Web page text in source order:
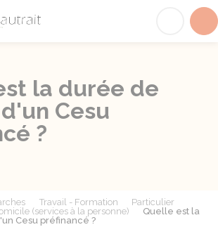
la durée de
Cesu
?
Travail - Formation
Particulier
(services à la personne)
Quelle est la
Cesu préfinancé ?